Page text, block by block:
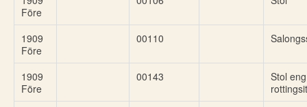
Före
1909
Före
00110
1909
Före
00143
Stol